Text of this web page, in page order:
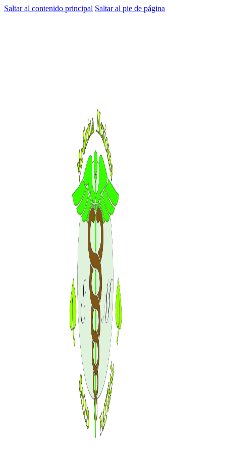
Saltar al contenido principal Saltar al pie de página